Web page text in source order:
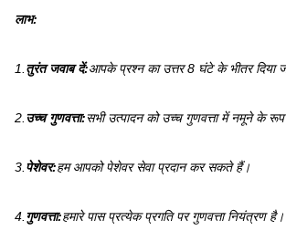
लाभ:
1. तुरंत जवाब दें:आपके प्रश्न का उत्तर 8 घंटे के भीतर दिया
2. उच्च गुणवत्ता:सभी उत्पादन को उच्च गुणवत्ता में नमूने के
3. पेशेवर:हम आपको पेशेवर सेवा प्रदान कर सकते हैं।
4. गुणवत्ता:हमारे पास प्रत्येक प्रगति पर गुणवत्ता नियंत्रण है।